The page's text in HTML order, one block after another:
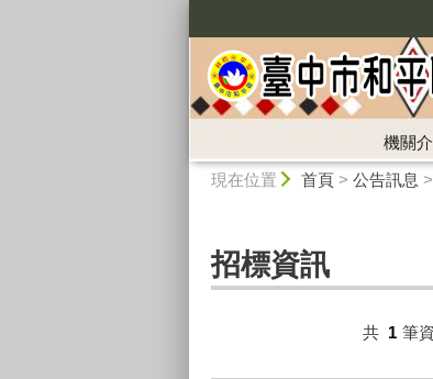
機關
現在位置 首頁> 公告訊息 >
招標資訊
共 1 筆